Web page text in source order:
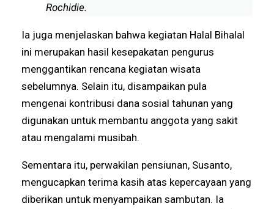
Rochidie.
Ia juga menjelaskan bahwa kegiatan Halal Bihalal
ini merupakan hasil kesepakatan pengurus
menggantikan rencana kegiatan wisata
sebelumnya. Selain itu, disampaikan pula
mengenai kontribusi dana sosial tahunan yang
digunakan untuk membantu anggota yang sakit
atau mengalami musibah.
Sementara itu, perwakilan pensiunan, Susanto,
mengucapkan terima kasih atas kepercayaan yang
diberikan untuk menyampaikan sambutan. Ia